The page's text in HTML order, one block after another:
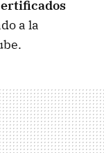
a la